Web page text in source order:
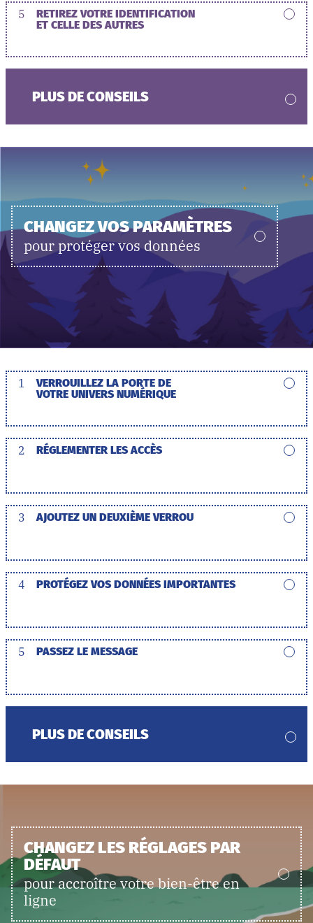
5
RETIREZ VOTRE IDENTIFICATION
ET CELLE DES AUTRES
PLUS DE CONSEILS
CHANGEZ VOS PARAMÈTRES
pour protéger vos données
1
VERROUILLEZ LA PORTE DE
VOTRE UNIVERS NUMÉRIQUE
2 RÉGLEMENTER LES ACCÈS
3 AJOUTEZ UN DEUXIÈME VERROU
4 PROTÉGEZ VOS DONNÉES IMPORTANTES
5 PASSEZ LE MESSAGE
PLUS DE CONSEILS
CHANGEZ LES RÉGLAGES PAR
DÉFAUT
pour accroître votre bien-être en
ligne